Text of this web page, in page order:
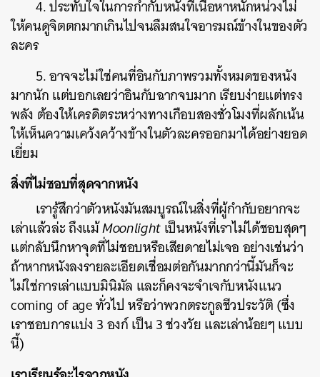
4. ประทับใจในการกำกับหนังที่เนื้อหาหนักหน่วงไม่
ให้คนดูจิตตกมากเกินไปจนลืมสนใจอารมณ์ข้างในของตัว
ละคร
5. อาจจะไม่ใช่คนที่อินกับภาพรวมทั้งหมดของหนัง
มากนัก แต่บอกเลยว่าอินกับฉากจบมาก เรียบง่ายแต่ทรง
พลัง ต้องให้เครดิตระหว่างทางเกือบสองชั่วโมงที่ผลักเน้น
ให้เห็นความเคว้งคว้างข้างในตัวละครออกมาได้อย่างยอด
เยี่ยม
สิ่งที่ไม่ชอบที่สุดจากหนัง
เรารู้สึกว่าตัวหนังมันสมบูรณ์ในสิ่งที่ผู้กำกับอยากจะ
เล่าแล้วล่ะ ถึงแม้Moonlightเป็นหนังที่เราไม่ได้ชอบสุดๆ
แต่กลับนึกหาจุดที่ไม่ชอบหรือเสียดายไม่เจอ อย่างเช่นว่า
ถ้าหากหนังลงรายละเอียดเชื่อมต่อกันมากกว่านี้มันก็จะ
ไม่ใช่การเล่าแบบมินิมัล และก็คงจะจำเจกับหนังแนว
coming of age ทั่วไป หรือว่าพวกตระกูลชีวประวัติ (ซึ่ง
เราชอบการแบ่ง 3 องก์ เป็น 3 ช่วงวัย และเล่าน้อยๆ แบบ
นี้)